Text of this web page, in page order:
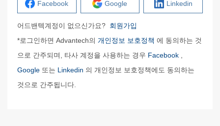
Facebook Google Linkedin
어드밴텍계정이 없으신가요? 회원가입
*로그인하면 Advantech의 개인정보 보호정책 에 동의하는 것
으로 간주되며, 타사 계정을 사용하는 경우 Facebook
Google 또는 Linkedin 의 개인정보 보호정책에도 동의하는
것으로 간주됩니다.